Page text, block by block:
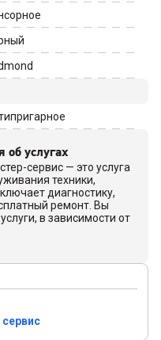
услугах
сервис — это услуга
техники,
диагностику,
ремонт. Вы
в зависимости от